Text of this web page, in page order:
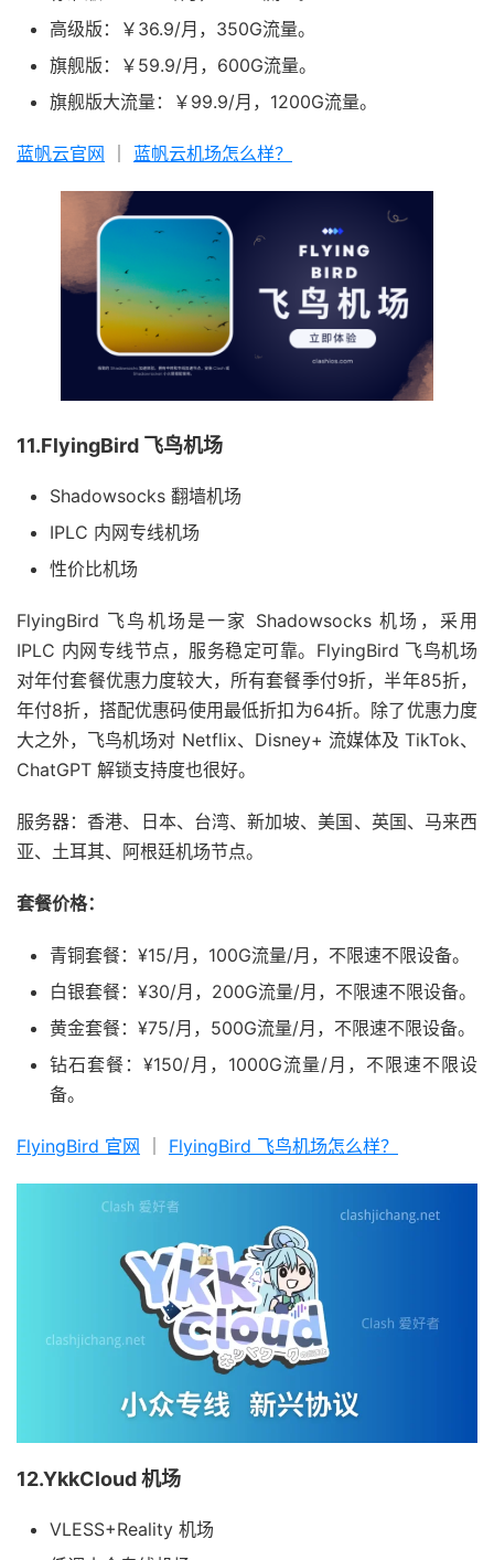
高级版：￥36.9/月，350G流量。
旗舰版：￥59.9/月，600G流量。
旗舰版大流量：￥99.9/月，1200G流量。
蓝帆云官网 蓝帆云机场怎么样？
11.FlyingBird 飞鸟机场
Shadowsocks 翻墙机场
IPLC 内网专线机场
性价比机场
FlyingBird 飞鸟机场是一家 Shadowsocks 机场，采用
IPLC 内网专线节点，服务稳定可靠。FlyingBird 飞鸟机场
对年付套餐优惠力度较大，所有套餐季付9折，半年85折，
年付8折，搭配优惠码使用最低折扣为64折。除了优惠力度
大之外，飞鸟机场对 Netflix、Disney+ 流媒体及 TikTok、
ChatGPT 解锁支持度也很好。
服务器：香港、日本、台湾、新加坡、美国、英国、马来西
亚、土耳其、阿根廷机场节点。
套餐价格：
青铜套餐：¥15/月，100G流量/月，不限速不限设备。
白银套餐：¥30/月，200G流量/月，不限速不限设备。
黄金套餐：¥75/月，500G流量/月，不限速不限设备。
钻石套餐：¥150/月，1000G流量/月，不限速不限设
备。
FlyingBird 官网 FlyingBird 飞鸟机场怎么样？
12.YkkCloud 机场
VLESS+Reality 机场